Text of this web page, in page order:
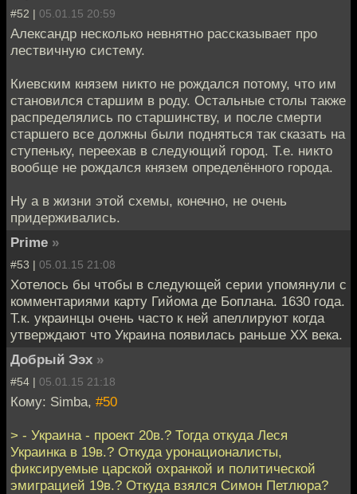
#52 | 05.01.15 20:59
Александр несколько невнятно рассказывает про
лествичную систему.
Киевским князем никто не рождался потому, что им
становился старшим в роду. Остальные столы также
распределялись по старшинству, и после смерти
старшего все должны были подняться так сказать на
ступеньку, переехав в следующий город. Т.е. никто
вообще не рождался князем определённого города.
Ну а в жизни этой схемы, конечно, не очень
придерживались.
Prime »
#53 | 05.01.15 21:08
Хотелось бы чтобы в следующей серии упомянули с
комментариями карту Гийома де Боплана. 1630 года.
Т.к. украинцы очень часто к ней апеллируют когда
утверждают что Украина появилась раньше XX века.
Добрый Ээх »
#54 | 05.01.15 21:18
Кому: Simba, #50
> - Украина - проект 20в.? Тогда откуда Леся
Украинка в 19в.? Откуда уронационалисты,
фиксируемые царской охранкой и политической
эмиграцией 19в.? Откуда взялся Симон Петлюра?